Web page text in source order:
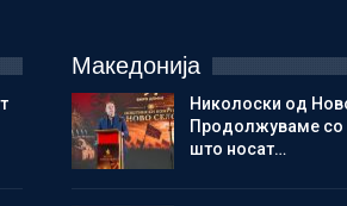
Македонија
Николоски од
Продолжуваме со
што носат…